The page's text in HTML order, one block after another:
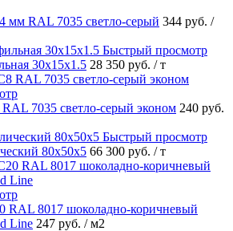
мм RAL 7035 светло-серый 344 руб. /
Быстрый просмотр
30х15х1.5 28 350 руб. / т
7035 светло-серый эконом 240 руб.
Быстрый просмотр
80х50х5 66 300 руб. / т
RAL 8017 шоколадно-коричневый
Line 247 руб. / м2